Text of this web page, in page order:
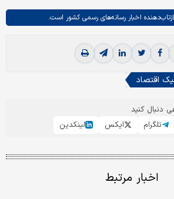
اخبار رسانه‌های رسمی کشور است.
اقتصاد
دنبال کنید
تلگرام ایکس لینکدین
اخبار مرتبط